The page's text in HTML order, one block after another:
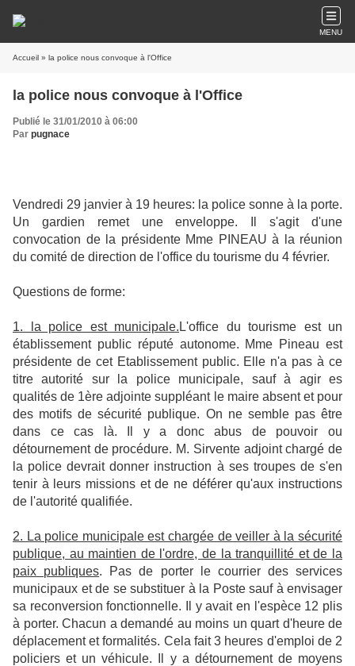
MENU
Accueil » la police nous convoque à l'Office
la police nous convoque à l'Office
Publié le 31/01/2010 à 06:00
Par pugnace
Vendredi 29 janvier à 19 heures: la police sonne à la porte.
Un gardien remet une enveloppe. Il s'agit d'une
convocation de la présidente Mme PINEAU à la réunion
du comité de direction de l'office du tourisme du 4 février.
Questions de forme:
1. la police est municipale. L'office du tourisme est un
établissement public réputé autonome. Mme Pineau est
présidente de cet Etablissement public. Elle n'a pas à ce
titre autorité sur la police municipale, sauf à agir es
qualités de 1ère adjointe suppléant le maire absent et pour
des motifs de sécurité publique. On ne semble pas être
dans ce cas là. Il y a donc abus de pouvoir ou
détournement de procédure. M. Sirvente adjoint chargé de
la police devrait donner instruction à ses troupes de s'en
tenir à leurs missions et de ne déférer qu'aux instructions
de l'autorité qualifiée.
2. La police municipale est chargée de veiller à la sécurité
publique, au maintien de l'ordre, de la tranquillité et de la
paix publiques. Pas de porter le courrier des services
municipaux et de se substituer à la Poste sauf à envisager
sa reconversion fonctionnelle. Il y avait en l'espèce 12 plis
à porter. Chacun a demandé au moins un quart d'heure de
déplacement et formalités. Cela fait 3 heures d'emploi de 2
policiers et un véhicule. Il y a détournement de moyens